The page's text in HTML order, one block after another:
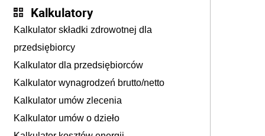
Kalkulatory
Kalkulator składki zdrowotnej dla
przedsiębiorcy
Kalkulator dla przedsiębiorców
Kalkulator wynagrodzeń brutto/netto
Kalkulator umów zlecenia
Kalkulator umów o dzieło